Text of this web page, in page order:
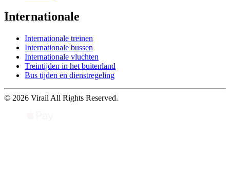
Internationale
Internationale treinen
Internationale bussen
Internationale vluchten
Treintijden in het buitenland
Bus tijden en dienstregeling
© 2026 Virail All Rights Reserved.